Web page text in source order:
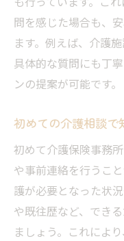
介護保険事
家族の視点
介護認定後
介
ト
慢性疾患別
脊柱管狭窄
申請
介護保険
問を感じた場合も、
ます。例えば、介護
具体的な質問にも丁
ンの提案が可能です。
初めての介護相談で
初めて介護保険事務
や事前連絡を行うこ
護が必要となった状
や既往歴など、でき
ましょう。これによ